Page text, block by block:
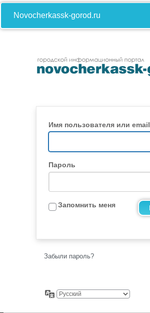
Novocherkassk-gorod.ru
Имя пользователя или email
Пароль
Запомнить меня
Забыли пароль?